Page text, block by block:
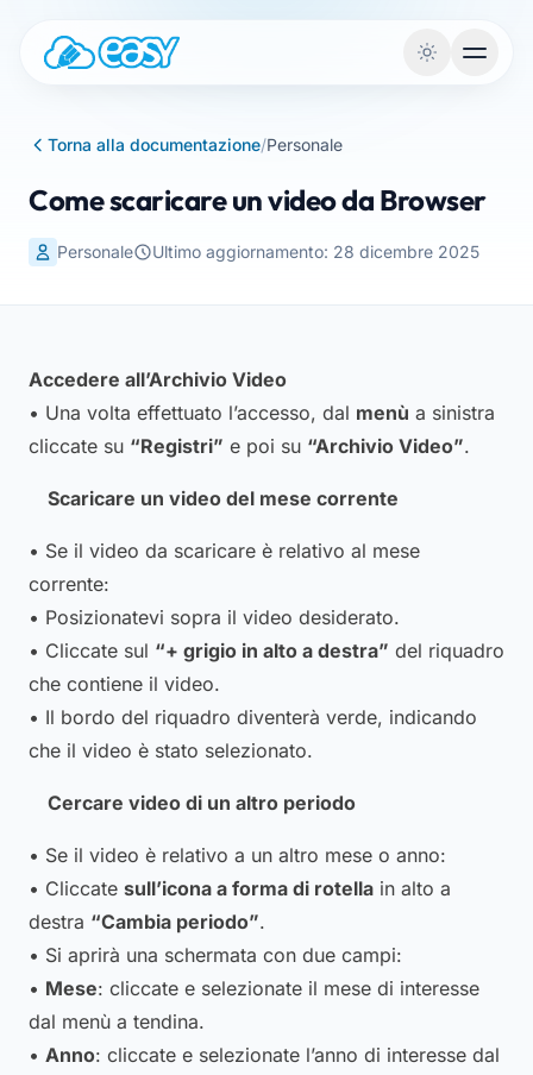
Torna alla documentazione/Personale
Come scaricare un video da Browser
Personale Ultimo aggiornamento: 28 dicembre 2025
Accedere all’Archivio Video
• Una volta effettuato l’accesso, dal menù a sinistra
cliccate su “Registri” e poi su “Archivio Video”.
Scaricare un video del mese corrente
• Se il video da scaricare è relativo al mese
corrente:
• Posizionatevi sopra il video desiderato.
• Cliccate sul “+ grigio in alto a destra” del riquadro
che contiene il video.
• Il bordo del riquadro diventerà verde, indicando
che il video è stato selezionato.
Cercare video di un altro periodo
• Se il video è relativo a un altro mese o anno:
• Cliccate sull’icona a forma di rotella in alto a
destra “Cambia periodo”.
• Si aprirà una schermata con due campi:
• Mese: cliccate e selezionate il mese di interesse
dal menù a tendina.
• Anno: cliccate e selezionate l’anno di interesse dal